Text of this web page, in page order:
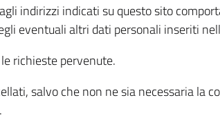
indirizzi indicati su questo sito
eventuali altri dati personali inseriti
richieste pervenute.
salvo che non ne sia necessaria la